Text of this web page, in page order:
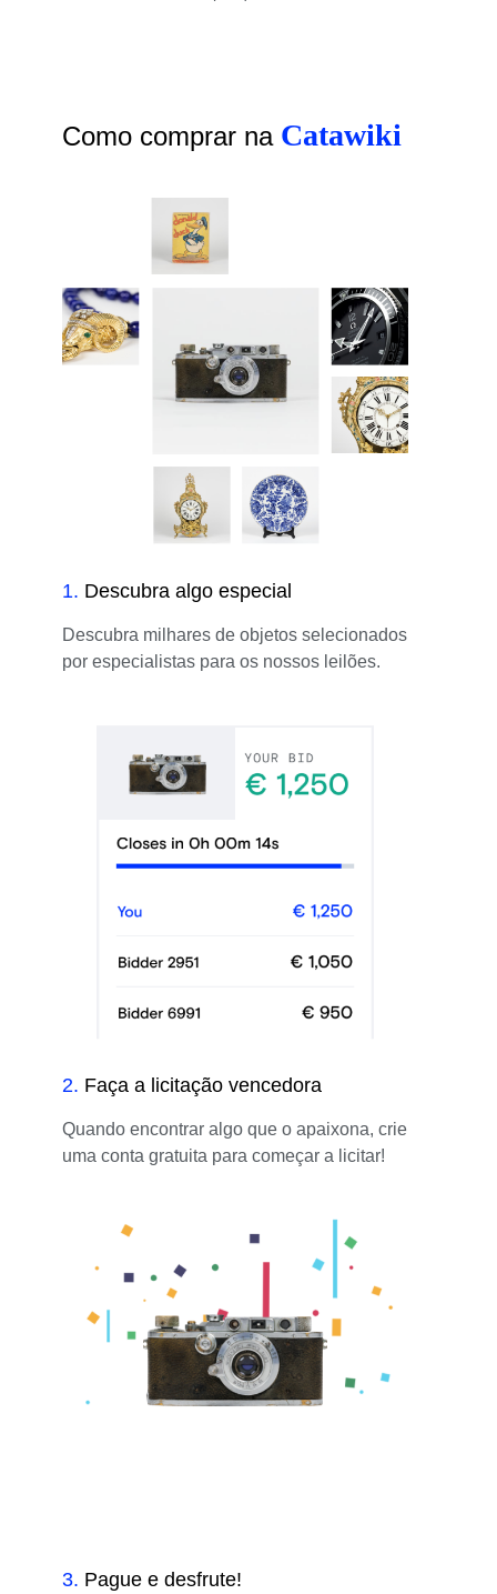
Como comprar na Catawiki
1. Descubra algo especial
Descubra milhares de objetos selecionados
por especialistas para os nossos leilões.
2. Faça a licitação vencedora
Quando encontrar algo que o apaixona, crie
uma conta gratuita para começar a licitar!
3. Pague e desfrute!